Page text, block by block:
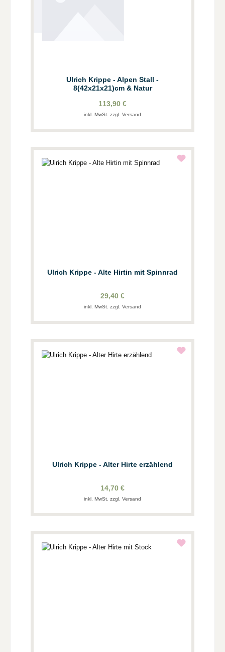
Ulrich Krippe - Alpen Stall -
8(42x21x21)cm & Natur
113,90 €
inkl. MwSt. zzgl. Versand
Ulrich Krippe - Alte Hirtin mit Spinnrad
29,40 €
inkl. MwSt. zzgl. Versand
Ulrich Krippe - Alter Hirte erzählend
14,70 €
inkl. MwSt. zzgl. Versand